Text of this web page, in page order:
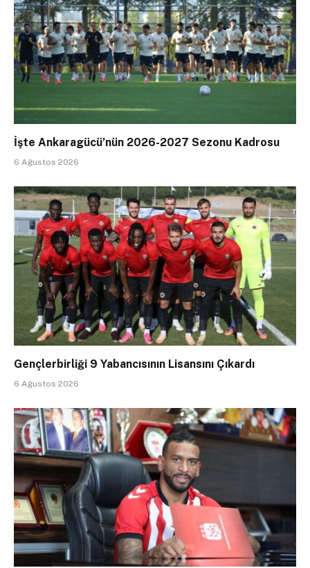
İşte Ankaragücü’nün 2026-2027 Sezonu Kadrosu
6 Ağustos 2026
Gençlerbirliği 9 Yabancısının Lisansını Çıkardı
6 Ağustos 2026